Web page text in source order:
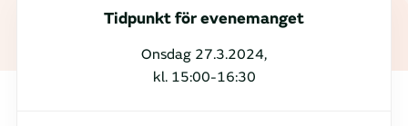
Tidpunkt för evenemanget
Onsdag 27.3.2024,
kl. 15:00-16:30